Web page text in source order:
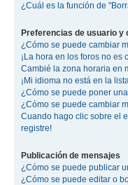
¿Cuál es la función de
Preferencias de usuario y
¿Cómo se puede cambiar
¡La hora en los foros no es
Cambié la zona horaria en
¡Mi idioma no está en la
¿Cómo se puede poner
¿Cómo se puede cambiar
Cuando hago clic sobre el
registre!
Publicación de mensajes
¿Cómo se puede publicar
¿Cómo se puede editar o